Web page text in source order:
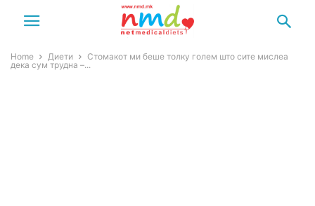
Home Диети
Стомакот ми беше толку голем што сите мислеа
дека сум трудна –...